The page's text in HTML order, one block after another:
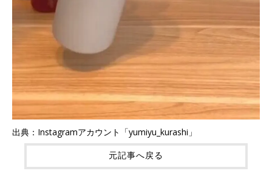
出典：Instagramアカウント「yumiyu_kurashi」
元記事へ戻る